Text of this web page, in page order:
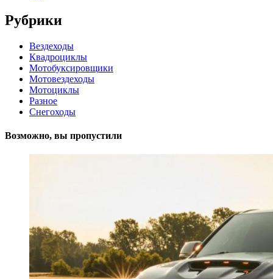
Рубрики
Вездеходы
Квадроциклы
Мотобуксировщики
Мотовездеходы
Мотоциклы
Разное
Снегоходы
Возможно, вы пропустили